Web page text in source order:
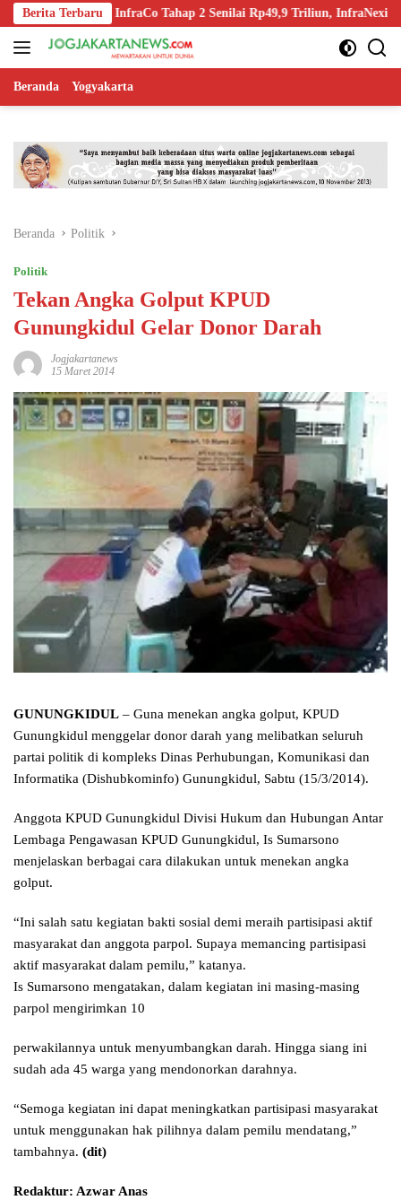
Langsung
ke
konten
Berita Terbaru
Spin-Off InfraCo Tahap 2 Senilai Rp49,9 Triliun, InfraNexia Kelola
Beranda Yogyakarta
Beranda Politik
Politik
Tekan Angka Golput KPUD
Gunungkidul Gelar Donor Darah
Jogjakartanews
15 Maret 2014
GUNUNGKIDUL – Guna menekan angka golput, KPUD
Gunungkidul menggelar donor darah yang melibatkan seluruh
partai politik di kompleks Dinas Perhubungan, Komunikasi dan
Informatika (Dishubkominfo) Gunungkidul, Sabtu (15/3/2014).
Anggota KPUD Gunungkidul Divisi Hukum dan Hubungan Antar
Lembaga Pengawasan KPUD Gunungkidul, Is Sumarsono
menjelaskan berbagai cara dilakukan untuk menekan angka
golput.
“Ini salah satu kegiatan bakti sosial demi meraih partisipasi aktif
masyarakat dan anggota parpol. Supaya memancing partisipasi
aktif masyarakat dalam pemilu,” katanya.
Is Sumarsono mengatakan, dalam kegiatan ini masing-masing
parpol mengirimkan 10
perwakilannya untuk menyumbangkan darah. Hingga siang ini
sudah ada 45 warga yang mendonorkan darahnya.
“Semoga kegiatan ini dapat meningkatkan partisipasi masyarakat
untuk menggunakan hak pilihnya dalam pemilu mendatang,”
tambahnya. (dit)
Redaktur: Azwar Anas